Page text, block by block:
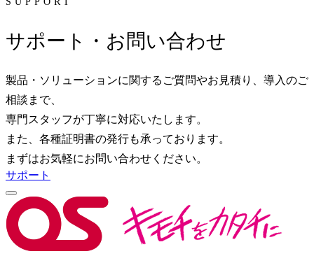
サポート・お問い合わせ
製品・ソリューションに関するご質問やお見積り、導入のご
相談まで、
専門スタッフが丁寧に対応いたします。
また、各種証明書の発行も承っております。
まずはお気軽にお問い合わせください。
サポート